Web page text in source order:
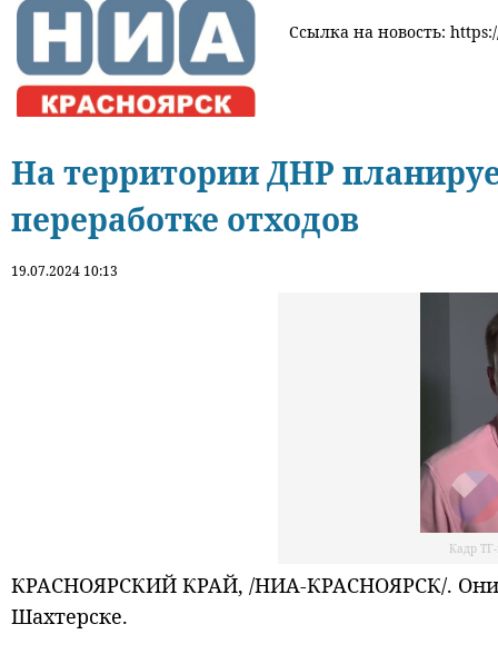
Ссылка на новость:
На территории ДНР
переработке отходов
19.07.2024 10:13
Кадр
КРАСНОЯРСКИЙ КРАЙ, /НИА-КРАСНОЯРСК/. Они
Шахтерске.